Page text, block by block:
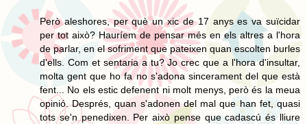
Però aleshores, per què un xic de 17 anys es va suïcidar
per tot això? Hauríem de pensar més en els altres a l'hora
de parlar, en el sofriment que pateixen quan escolten burles
d'ells. Com et sentaria a tu? Jo crec que a l'hora d'insultar,
molta gent que ho fa no s'adona sincerament del que està
fent... No els estic defenent ni molt menys, però és la meua
opinió. Després, quan s'adonen del mal que han fet, quasi
tots se'n penedixen. Per això pense que cadascú és lliure